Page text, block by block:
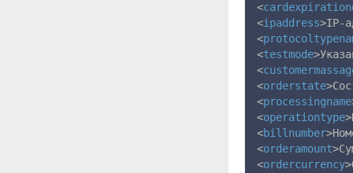
<
<ipaddress>IP-
<
<testmode
<
<orderstate
<processingname
<operationtype
<billnumber
<orderamount
<ordercurrency